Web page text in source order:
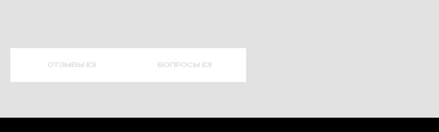
ОТЗЫВЫ (0) ВОПРОСЫ (0)